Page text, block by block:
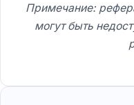
Примечание:
могут быть